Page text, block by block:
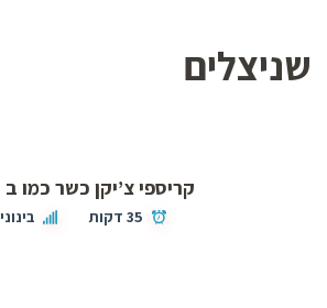
שניצלים
קריספי צ’יקן כשר כמו ב KFC
35 דקות בינוני